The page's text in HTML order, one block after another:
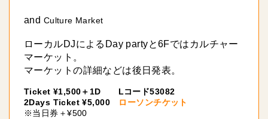
and Culture Market
ローカルDJによるDay partyと6Fではカルチャー
マーケット。
マーケットの詳細などは後日発表。
Ticket ¥1,500 ＋ 1D Lコード53082
2Days Ticket ¥5,000 ローソンチケット
※当日券＋¥500